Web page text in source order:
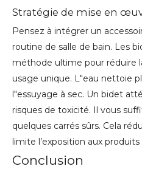
Stratégie de mise en
Pensez à intégrer un
routine de salle de bain. Les
méthode ultime pour réduire
usage unique. L"eau nettoie
l"essuyage à sec. Un bidet
risques de toxicité. Il vous
quelques carrés sûrs. Cela
limite l’exposition aux
Conclusion